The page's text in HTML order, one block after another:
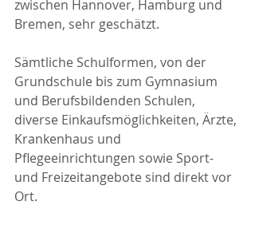
zwischen Hannover, Hamburg und
Bremen, sehr geschätzt.
Sämtliche Schulformen, von der
Grundschule bis zum Gymnasium
und Berufsbildenden Schulen,
diverse Einkaufsmöglichkeiten, Ärzte,
Krankenhaus und
Pflegeeinrichtungen sowie Sport-
und Freizeitangebote sind direkt vor
Ort.